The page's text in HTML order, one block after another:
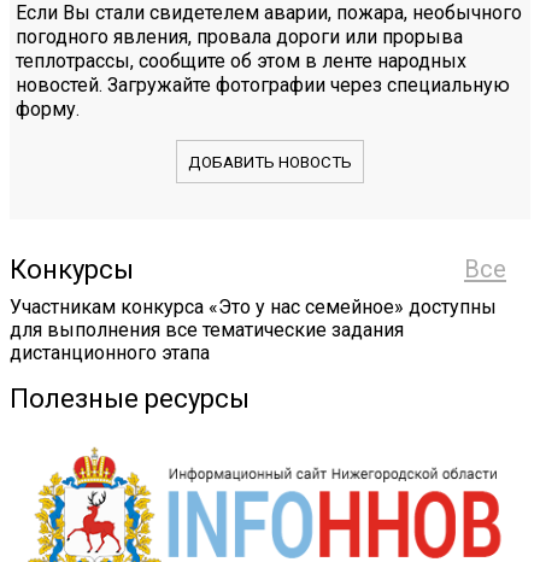
Если Вы стали свидетелем аварии, пожара, необычного
погодного явления, провала дороги или прорыва
теплотрассы, сообщите об этом в ленте народных
новостей. Загружайте фотографии через специальную
форму.
ДОБАВИТЬ НОВОСТЬ
Все
Конкурсы
Участникам конкурса «Это у нас семейное» доступны
для выполнения все тематические задания
дистанционного этапа
Полезные ресурсы